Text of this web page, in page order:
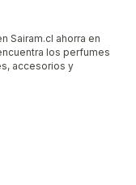
Sairam.cl ahorra en
los perfumes
accesorios y